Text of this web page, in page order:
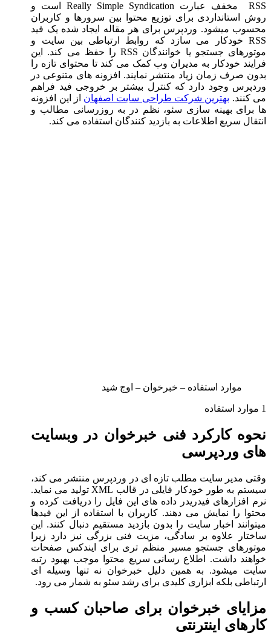
RSS مخفف عبارت Really Simple Syndication است و
روش استانداردی برای توزیع محتوا بین سرورها و کاربران
محسوب میشود. وردپرس برای هر مقاله ایجاد شده یک فید
RSS خودکار می سازد که روابط ارتباطی بین سایت و
موتورهای جستجو یا خوانندگان RSS را حفظ می کند. این
فرایند خودکار به مدیران وب کمک می کند تا محتوای تازه را
بدون صرف زمان زیاد منتشر نمایند. افزونه های متنوعی در
وردپرس وجود دارد که کنترل بیشتر بر خروجی فید فراهم
می کنند. بهترین شرکت طراحی سایت اصفهان از این افزونه
ها برای بهینه سازی سئو، نظم در به روزرسانی مطالب و
انتقال سریع اطلاعات به بازدید کنندگان استفاده می کند.
موارد استفاده – خبرخوان – اوج شید
1 موارد استفاده
نحوه کارکرد فنی خبرخوان در وبسایت
های وردپرسی
وقتی مدیر سایت مطلب تازه ای در وردپرس منتشر می کند،
سیستم به طور خودکار فایلی در قالب XML تولید می نماید.
نرم افزارهای فیدریدر داده های این فایل را دریافت کرده و
محتوا را نمایش می دهند. کاربران با استفاده از این فیدها
میتوانند اخبار سایت را بدون بازدید مستقیم دنبال کنند. این
ساختار علاوه بر سادگی، مزیت فنی بزرگی نیز دارد زیرا
موتورهای جستجو مسیر منظم تری برای ایندکس صفحات
خواهند داشت. اطلاع رسانی سریع محتوا موجب بهبود رتبه
سایت میشود. به همین دلیل خبرخوان نه تنها وسیله ای
ارتباطی بلکه ابزاری کلیدی برای رشد سئو به شمار می رود.
مزایای خبرخوان برای صاحبان کسب و
کارهای اینترنتی